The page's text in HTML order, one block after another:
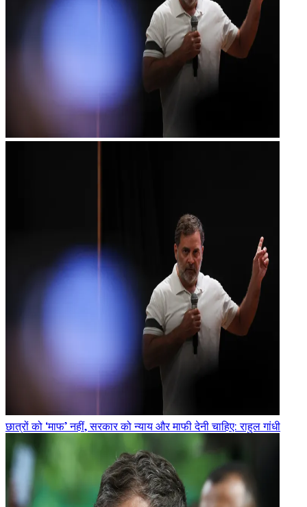
छात्रों को ‘माफ’ नहीं, सरकार को न्याय और माफी देनी चाहिए: राहुल गांधी